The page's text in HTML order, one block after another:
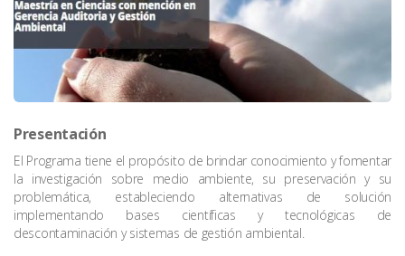
Presentación
El Programa tiene el propósito de brindar conocimiento y fomentar
la investigación sobre medio ambiente, su preservación y su
problemática, estableciendo alternativas de solución
implementando bases científicas y tecnológicas de
descontaminación y sistemas de gestión ambiental.